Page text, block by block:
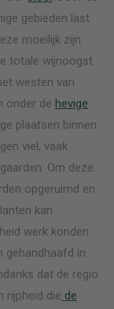
gebieden last
moeilijk zijn
totale wijnoogst
westen van
onder de hevige
plaatsen binnen
viel, vaak
Om deze
opgeruimd en
kan
werk konden
gehandhaafd in
dat de regio
rijpheid die de